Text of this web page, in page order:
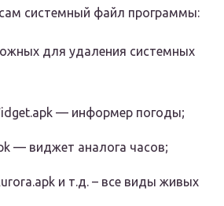
системный файл программы:
для удаления системных
— информер погоды;
— виджет аналога часов;
и т.д. – все виды живых